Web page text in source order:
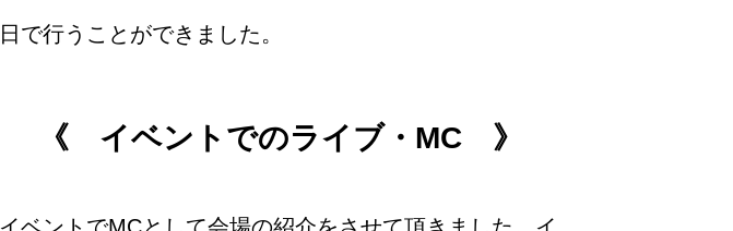
日で行うことができました。
《 イベントでのライブ・MC 》